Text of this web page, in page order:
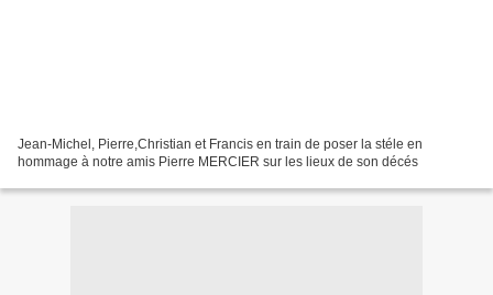
Jean-Michel, Pierre,Christian et Francis en train de poser la stéle en
hommage à notre amis Pierre MERCIER sur les lieux de son décés